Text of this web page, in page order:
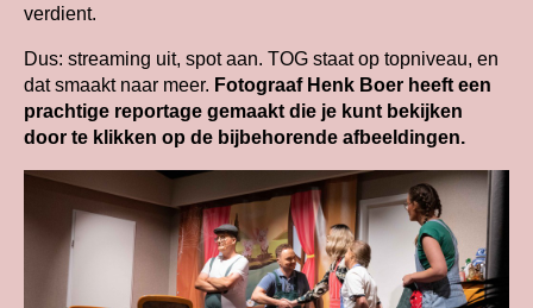
verdient.
Dus: streaming uit, spot aan. TOG staat op topniveau, en
dat smaakt naar meer. Fotograaf Henk Boer heeft een
prachtige reportage gemaakt die je kunt bekijken
door te klikken op de bijbehorende afbeeldingen.